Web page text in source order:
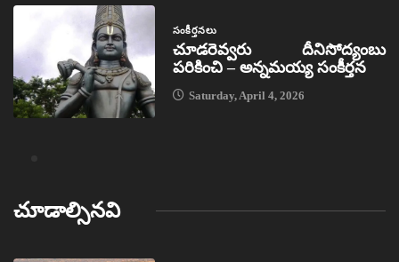
సంకీర్తనలు
చూడరెవ్వరు దీనిసోద్యంబు
పరికించి – అన్నమయ్య సంకీర్తన
Saturday, April 4, 2026
చూడాల్సినవి